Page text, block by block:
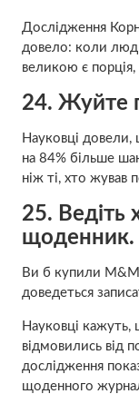
Дослідження
довело: коли
великою є порція,
24. Жуйте
Науковці довели,
на 84% більше
ніж ті, хто жував
25. Ведіть
щоденник.
Ви б купили
доведеться
Науковці
відмовились від
дослідження
щоденного